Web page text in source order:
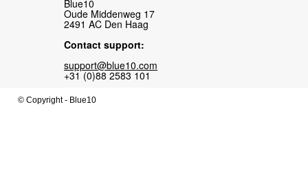
Blue10
Oude Middenweg 17
2491 AC Den Haag
Contact support:
support@blue10.com
+31 (0)88 2583 101
© Copyright - Blue10